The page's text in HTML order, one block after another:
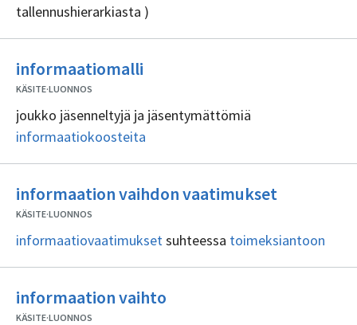
tallennushierarkiasta )
informaatiomalli
KÄSITE·LUONNOS
joukko jäsenneltyjä ja jäsentymättömiä
informaatiokoosteita
informaation vaihdon vaatimukset
KÄSITE·LUONNOS
informaatiovaatimuksetsuhteessa toimeksiantoon
informaation vaihto
KÄSITE·LUONNOS